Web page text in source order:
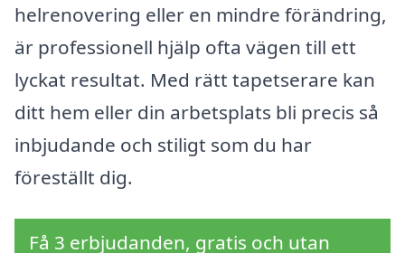
helrenovering eller en mindre förändring,
är professionell hjälp ofta vägen till ett
lyckat resultat. Med rätt tapetserare kan
ditt hem eller din arbetsplats bli precis så
inbjudande och stiligt som du har
föreställt dig.
Få 3 erbjudanden, gratis och utan